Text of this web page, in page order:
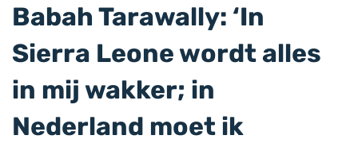
Babah Tarawally: ‘In
Sierra Leone wordt alles
in mij wakker; in
Nederland moet ik